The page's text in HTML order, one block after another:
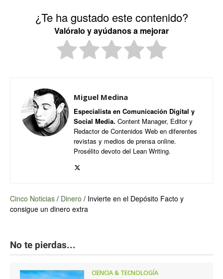
¿Te ha gustado este contenido?
Valóralo y ayúdanos a mejorar
Miguel Medina
Especialista en Comunicación Digital y
Social Media. Content Manager, Editor y
Redactor de Contenidos Web en diferentes
revistas y medios de prensa online.
Prosélito devoto del Lean Writing.
Cinco Noticias / Dinero / Invierte en el Depósito Facto y
consigue un dinero extra
No te pierdas...
CIENCIA & TECNOLOGÍA